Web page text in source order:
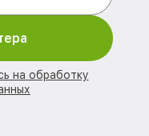
на обработку